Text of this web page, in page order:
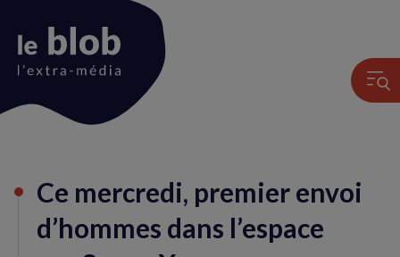
du
Ce mercredi, premier envoi
d’hommes dans l’espace